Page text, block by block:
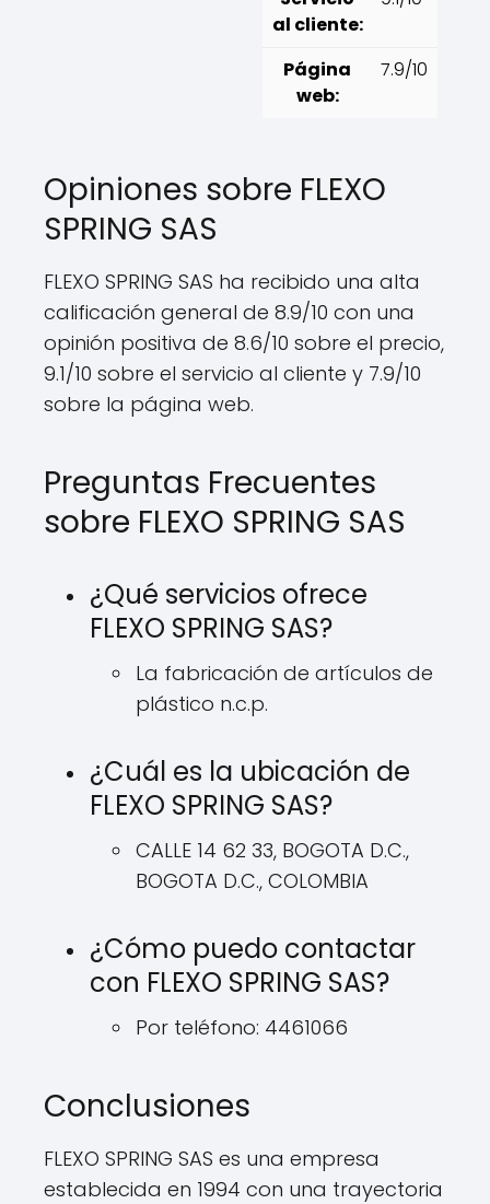
al cliente:
Página
web:
7.9/10
Opiniones sobre FLEXO
SPRING SAS
FLEXO SPRING SAS ha recibido una alta
calificación general de 8.9/10 con una
opinión positiva de 8.6/10 sobre el precio,
9.1/10 sobre el servicio al cliente y 7.9/10
sobre la página web.
Preguntas Frecuentes
sobre FLEXO SPRING SAS
¿Qué servicios ofrece
FLEXO SPRING SAS?
La fabricación de artículos de
plástico n.c.p.
¿Cuál es la ubicación de
FLEXO SPRING SAS?
CALLE 14 62 33, BOGOTA D.C.,
BOGOTA D.C., COLOMBIA
¿Cómo puedo contactar
con FLEXO SPRING SAS?
Por teléfono: 4461066
Conclusiones
FLEXO SPRING SAS es una empresa
establecida en 1994 con una trayectoria